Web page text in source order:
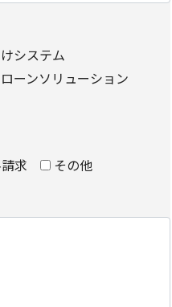
ご覧になりたい方は、キヤ
の取り扱いについてをご覧
システム
ーンソリューション
求 その他